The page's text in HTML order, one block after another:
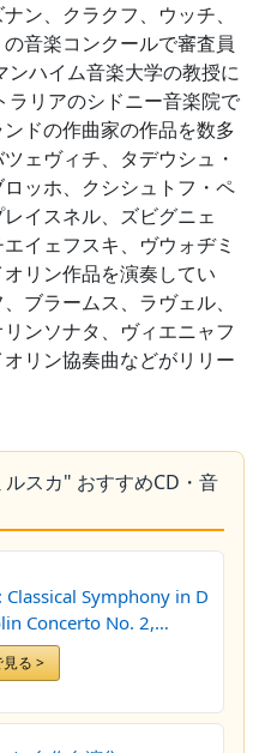
ン、クラクフ、ウッチ、
音楽コンクールで審査員
ンハイム音楽大学の教授に
リアのシドニー音楽院で
ドの作曲家の作品を数多
ェヴィチ、タデウシュ・
ッホ、クシシュトフ・ペ
イスネル、ズビグニェ
イェフスキ、ヴウォヂミ
リン作品を演奏してい
ブラームス、ラヴェル、
ンソナタ、ヴィエニャフ
リン協奏曲などがリリー
スカ" おすすめCD・音
Classical Symphony in D
Concerto No. 2,
Juliet Suite No. 2
る >